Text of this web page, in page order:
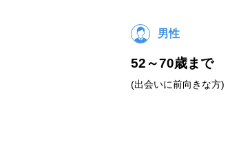
男性
52～70歳まで
(出会いに前向きな方)